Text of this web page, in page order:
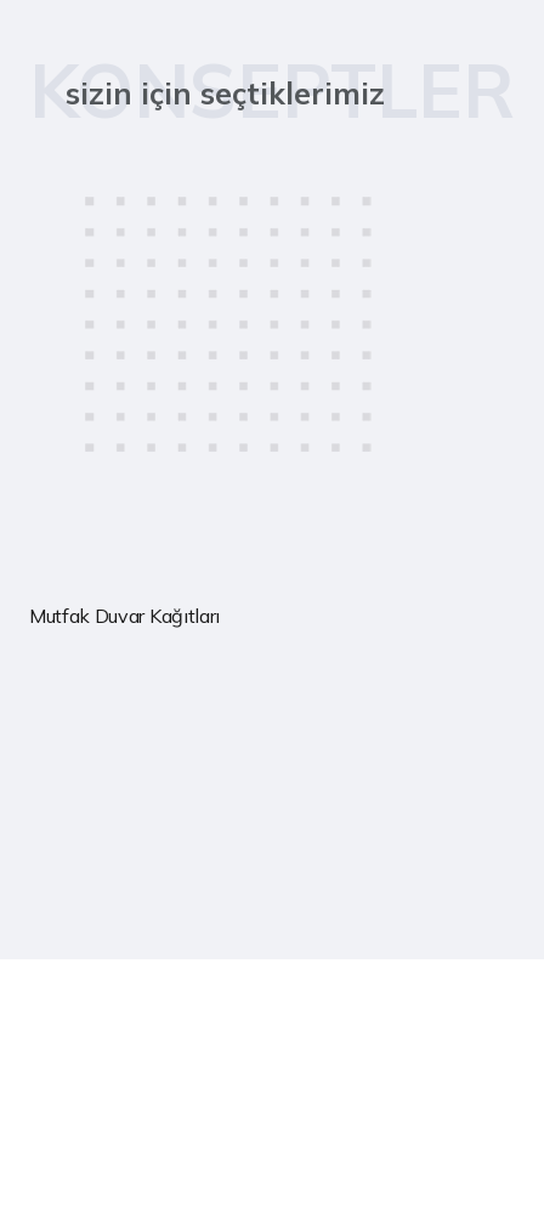
KONSEPTLER
sizin için seçtiklerimiz
Mutfak Duvar Kağıtları